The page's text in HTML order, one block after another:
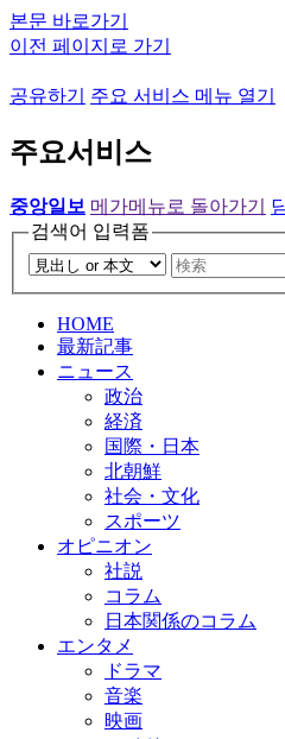
본문 바로가기
이전 페이지로 가기
공유하기 주요 서비스 메뉴 열기
주요서비스
중앙일보 메가메뉴로 돌아가기
검색어 입력폼
HOME
最新記事
ニュース
政治
経済
国際・日本
北朝鮮
社会・文化
スポーツ
オピニオン
社説
コラム
日本関係のコラム
エンタメ
ドラマ
音楽
映画